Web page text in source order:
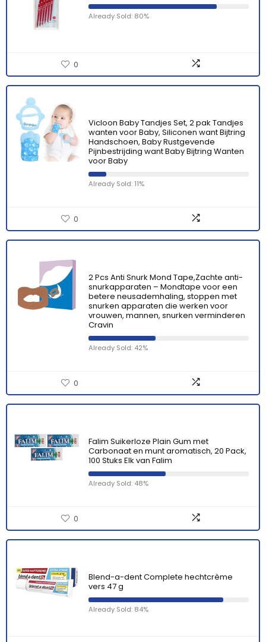
Already Sold: 80%
0
Vicloon Baby Tandjes Set, 2 pak Tandjes
wanten voor Baby, Siliconen want Bijtring
Handschoen, Baby Rustgevende
Pijnbestrijding want Baby Bijtring Wanten
voor Baby
Already Sold: 11%
0
2 Pcs Anti Snurk Mond Tape,Zachte anti-
snurkapparaten – Mondtape voor een
betere neusademhaling, stoppen met
snurken apparaten die werken voor
vrouwen, mannen, snurken verminderen
Cravin
Already Sold: 42%
0
Falim Suikerloze Plain Gum met
Carbonaat en munt aromatisch, 20 Pack,
100 Stuks Elk van Falim
Already Sold: 48%
0
Blend-a-dent Complete hechtcrème
vers 47 g
Already Sold: 84%